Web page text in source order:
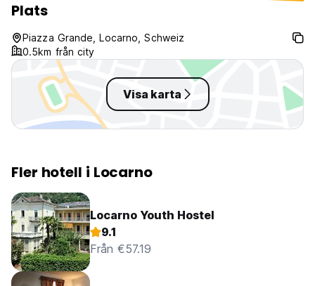
Plats
Piazza Grande, Locarno, Schweiz
0.5km från city
Visa karta
Fler hotell i Locarno
Locarno Youth Hostel
9.1
Från €57.19